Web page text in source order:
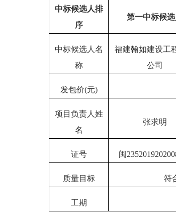
中标候选人排
序
第一中标候选
中标候选人名
称
福建翰如建设工
公司
发包价(元)
项目负责人姓
名
张求明
证号 闽
质量目标 符
工期